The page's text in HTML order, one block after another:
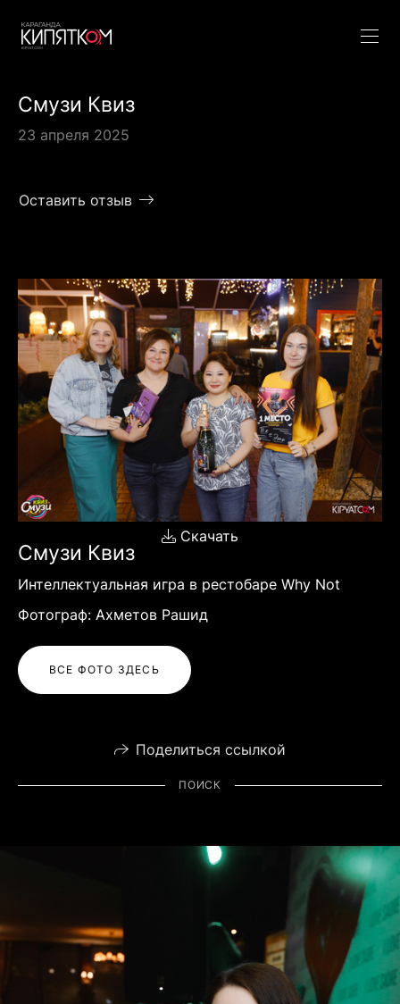
Смузи Квиз
23 апреля 2025
Оставить отзыв
Скачать
Смузи Квиз
Интеллектуальная игра в рестобаре Why Not
Фотограф: Ахметов Рашид
ВСЕ ФОТО ЗДЕСЬ
Поделиться ссылкой
ПОИСК